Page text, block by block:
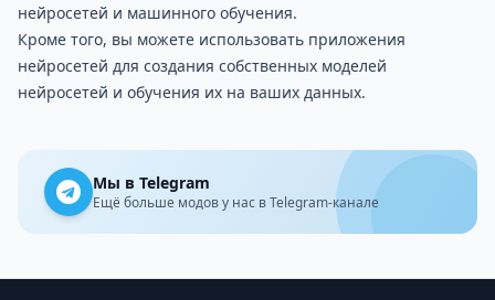
нейросетей и машинного обучения.
Кроме того, вы можете использовать приложения
нейросетей для создания собственных моделей
нейросетей и обучения их на ваших данных.
Мы в Telegram
Ещё больше модов у нас в Telegram-канале